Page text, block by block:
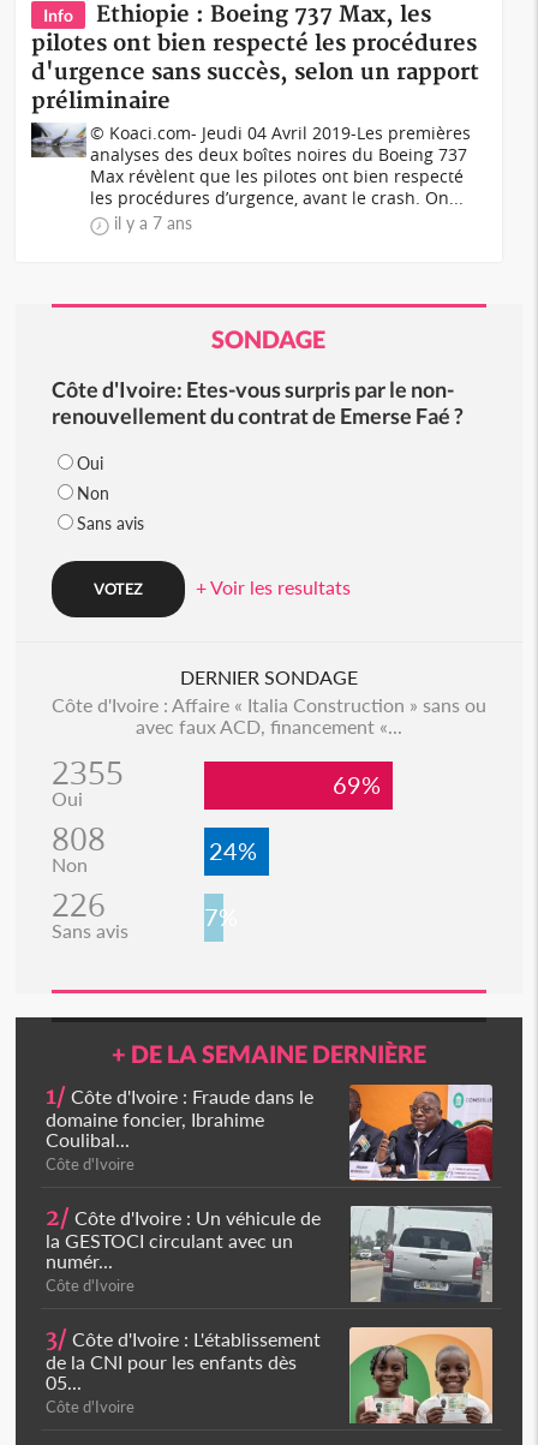
Info
Ethiopie : Boeing 737 Max, les
pilotes ont bien respecté les procédures
d'urgence sans succès, selon un rapport
préliminaire
© Koaci.com- Jeudi 04 Avril 2019-Les premières
analyses des deux boîtes noires du Boeing 737
Max révèlent que les pilotes ont bien respecté
les procédures d’urgence, avant le crash. On...
il y a 7 ans
SONDAGE
Côte d'Ivoire: Etes-vous surpris par le non-
renouvellement du contrat de Emerse Faé ?
Oui
Non
Sans avis
+ Voir les resultats
DERNIER SONDAGE
Côte d'Ivoire : Affaire « Italia Construction » sans ou
avec faux ACD, financement «...
2355
Oui 69%
808
Non 24%
226
Sans avis 7%
+ DE LA SEMAINE DERNIÈRE
1/ Côte d'Ivoire : Fraude dans le
domaine foncier, Ibrahime
Coulibal...
Côte d'Ivoire
2/ Côte d'Ivoire : Un véhicule de
la GESTOCI circulant avec un
numér...
Côte d'Ivoire
3/ Côte d'Ivoire : L'établissement
de la CNI pour les enfants dès
05...
Côte d'Ivoire